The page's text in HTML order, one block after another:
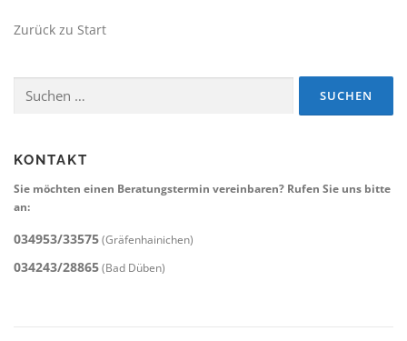
Zurück zu Start
nach:
KONTAKT
Sie möchten einen Beratungstermin vereinbaren? Rufen Sie uns bitte
an:
034953/33575(Gräfenhainichen)
034243/28865(Bad Düben)